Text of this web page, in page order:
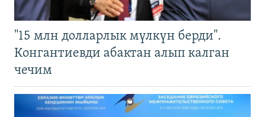
"15 млн долларлык мүлкүн берди".
Конгантиевди абактан алып калган
чечим